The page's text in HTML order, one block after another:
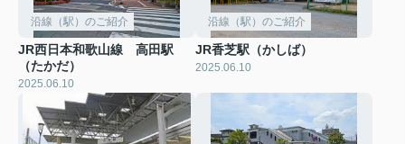
沿線（駅）のご紹介
JR西日本和歌山線 高田駅
（たかだ）
2025.06.10
沿線（駅）のご紹介
JR香芝駅（かしば）
2025.06.10